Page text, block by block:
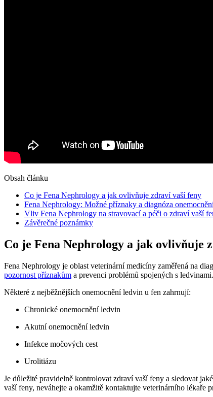
Obsah článku
Co je Fena Nephrology a jak ovlivňuje zdraví vaší feny
Fena Nephrology: Možné příznaky a diagnóza
Vliv Fena Nephrology na stravovací a péči o zdraví vaší
Závěrečné poznámky
Co je Fena Nephrology a jak ovlivňuje
Fena Nephrology je oblast veterinární medicíny zaměřená na
pozornost příznakům a prevenci problémů spojených s ledvinami.
Některé z nejběžnějších onemocnění ledvin u fen zahrnují:
Chronické onemocnění ledvin
Akutní onemocnění ledvin
Infekce močových cest
Urolitiázu
Je důležité pravidelně kontrolovat zdraví vaší feny a sledovat
vaší feny, neváhejte a okamžitě kontaktujte veterinárního lékaře